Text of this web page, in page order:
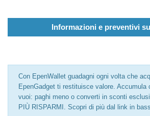
Informazioni e preventivi
Con EpenWallet guadagni ogni volta che
EpenGadget ti restituisce valore. Accumula
vuoi: paghi meno o converti in sconti
PIÙ RISPARMI. Scopri di più dal link in